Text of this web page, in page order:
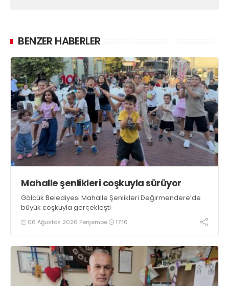
BENZER HABERLER
Mahalle şenlikleri coşkuyla sürüyor
Gölcük Belediyesi Mahalle Şenlikleri Değirmendere’de
büyük coşkuyla gerçekleşti
06 Ağustos 2026 Perşembe 17:16